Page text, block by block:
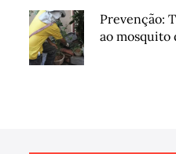
Prevenção:
ao mosquito